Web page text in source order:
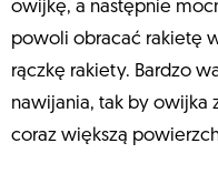
owijkę, a następnie
powoli obracać rakietę
rączkę rakiety. Bardzo
nawijania, tak by owijka
coraz większą